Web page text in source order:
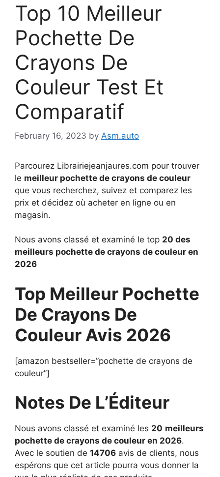
Top 10 Meilleur
Pochette De
Crayons De
Couleur Test Et
Comparatif
February 16, 2023 by Asm.auto
Parcourez Librairiejeanjaures.com pour trouver
le meilleur pochette de crayons de couleur
que vous recherchez, suivez et comparez les
prix et décidez où acheter en ligne ou en
magasin.
Nous avons classé et examiné le top 20 des
meilleurs pochette de crayons de couleur en
2026
Top Meilleur Pochette
De Crayons De
Couleur Avis 2026
[amazon bestseller=”pochette de crayons de
couleur”]
Notes De L’Éditeur
Nous avons classé et examiné les 20 meilleurs
pochette de crayons de couleur en 2026.
Avec le soutien de 14706 avis de clients, nous
espérons que cet article pourra vous donner la